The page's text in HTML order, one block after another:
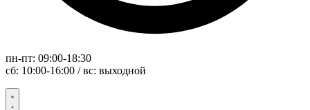
пн-пт: 09:00-18:30
сб: 10:00-16:00 / вс: выходной